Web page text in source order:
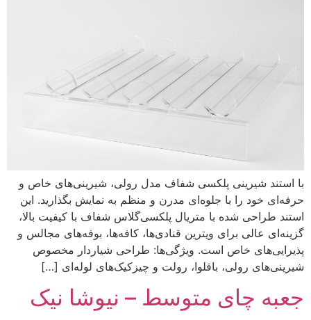
با استند شیرینی پلکسی شفاف مدل رولی، شیرینی‌های خاص و
حرفه‌ای خود را با جلوه‌ای مدرن و منظم به نمایش بگذارید. این
استند طراحی شده با متریال پلکسی‌گلاس شفاف با کیفیت بالا،
گزینه‌ای عالی برای ویترین قنادی‌ها، کافه‌ها، بوفه‌های مجالس و
پذیرایی‌های خاص است. ویژگی‌ها: طراحی شیار‌دار مخصوص
شیرینی‌های رولی، باقلوا، رولت و چیزکیک‌های لوله‌ای […]
جعبه چای متوسط – نیوشا نیک